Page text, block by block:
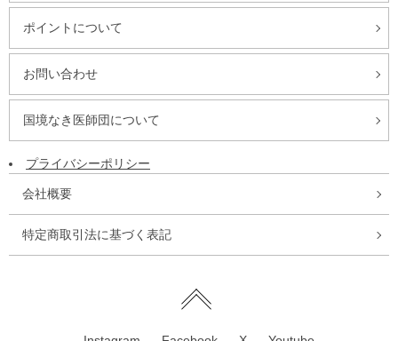
ポイントについて
お問い合わせ
国境なき医師団について
プライバシーポリシー
会社概要
特定商取引法に基づく表記